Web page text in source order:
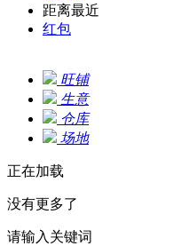
距离最近
红包
旺铺
生意
仓库
场地
正在加载
没有更多了
请输入关键词